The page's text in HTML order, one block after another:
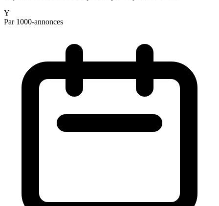
Y
Par 1000-annonces